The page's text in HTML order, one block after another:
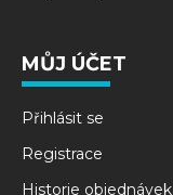
MŮJ ÚČET
Přihlásit se
Registrace
Historie objednávek